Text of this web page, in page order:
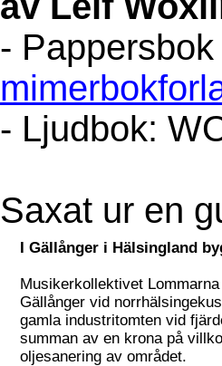
-
- Ljudbok:
Saxat ur en
I Gällånger i Hälsingland
Musikerkollektivet
Gällånger vid
gamla industritomten vid
summan av en krona på
oljesanering av området.